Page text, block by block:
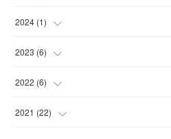
( )
2024 (1)
( )
2023 (6)
( )
(2
2022 (6)
(2
2021 (22)